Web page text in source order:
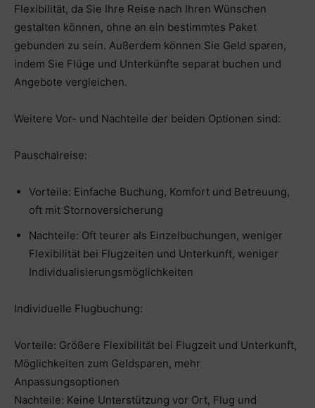
Flexibilität, da Sie Ihre Reise nach Ihren Wünschen
gestalten können, ohne an ein bestimmtes Paket
gebunden zu sein. Außerdem können Sie Geld sparen,
indem Sie Flüge und Unterkünfte separat buchen und
Angebote vergleichen.
Weitere Vor- und Nachteile der beiden Optionen sind:
Pauschalreise:
Vorteile: Einfache Buchung, Komfort und Betreuung,
oft mit Stornoversicherung
Nachteile: Oft teurer als Einzelbuchungen, weniger
Flexibilität bei Flugzeiten und Unterkunft, weniger
Individualisierungsmöglichkeiten
Individuelle Flugbuchung:
Vorteile: Größere Flexibilität bei Flugzeit und Unterkunft,
Möglichkeiten zum Geldsparen, mehr
Anpassungsoptionen
Nachteile: Keine Unterstützung vor Ort, Flug und